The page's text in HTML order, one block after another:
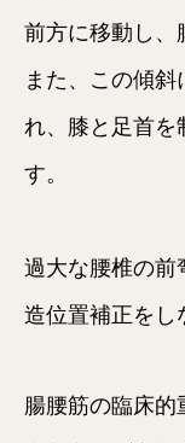
前方に移動し、
また、この傾
れ、膝と足首を
す。
過大な腰椎の前
造位置補正をし
腸腰筋の臨床的